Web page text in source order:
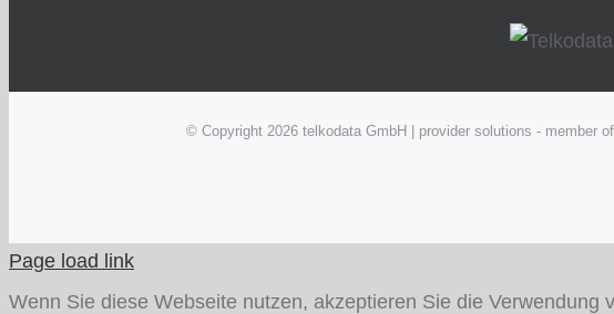
© Copyright 2026 telkodata GmbH | provider solutions - member
Page load link
Wenn Sie diese Webseite nutzen, akzeptieren Sie die